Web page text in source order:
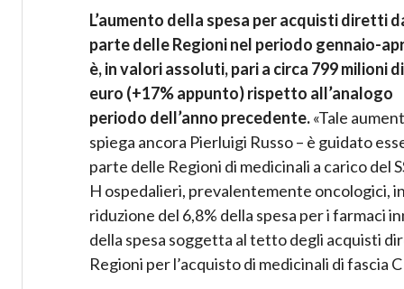
L’aumento della spesa per acquisti diretti
parte delle Regioni nel periodo gennaio-
è, in valori assoluti, pari a circa 799 milioni di
euro (+17% appunto) rispetto all’analogo
periodo dell’anno precedente.«Tale
spiega ancora Pierluigi Russo – è guidato
parte delle Regioni di medicinali a carico del
H ospedalieri, prevalentemente oncologici,
riduzione del 6,8% della spesa per i farmaci
della spesa soggetta al tetto degli acquisti
Regioni per l’acquisto di medicinali di fascia